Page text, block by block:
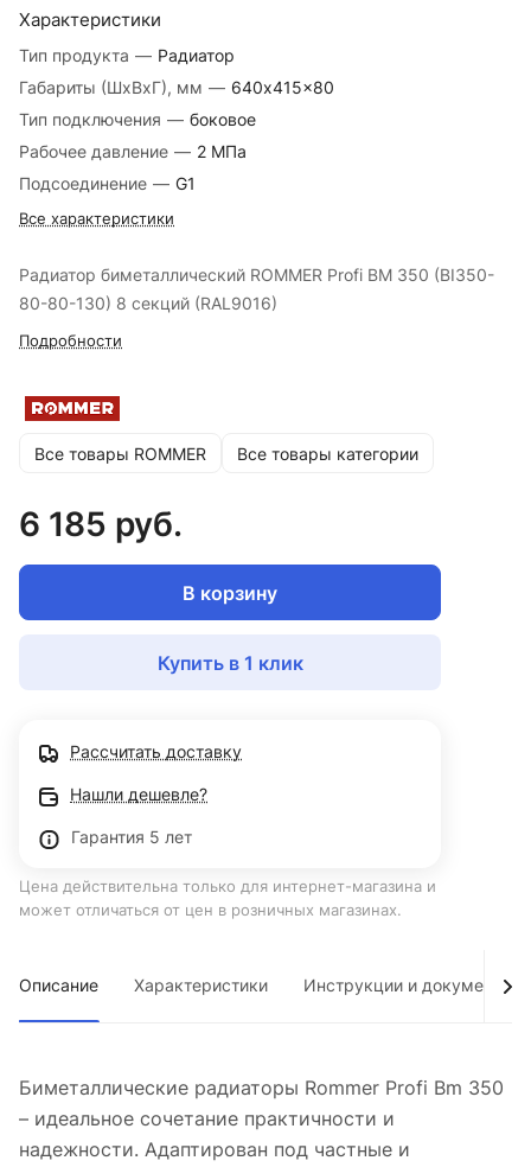
Характеристики
Тип продукта — Радиатор
Габариты (ШхВхГ), мм — 640x415x80
Тип подключения — боковое
Рабочее давление — 2 МПа
Подсоединение — G1
Все характеристики
Радиатор биметаллический ROMMER Profi BM 350 (BI350-
80-80-130) 8 секций (RAL9016)
Подробности
Все товары ROMMER Все товары категории
6 185 руб.
В корзину
Купить в 1 клик
Рассчитать доставку
Нашли дешевле?
Гарантия 5 лет
Цена действительна только для интернет-магазина и
может отличаться от цен в розничных магазинах.
Описание Характеристики Инструкции и документы
Биметаллические радиаторы Rommer Profi Bm 350
– идеальное сочетание практичности и
надежности. Адаптирован под частные и